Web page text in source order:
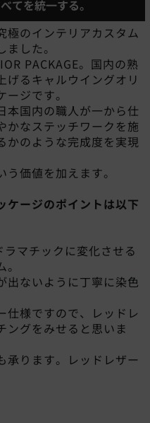
てを統一する。
極のインテリアカスタム
した。
PACKAGE。国内の熟
げるキャルウイングオリ
ジです。
本国内の職人が一から仕
かなステッチワークを施
かのような完成度を実現
価値を加えます。
ケージのポイントは以下
マチックに変化させる
出ないように丁寧に染色
仕様ですので、レッドレ
ングをみせると思いま
承ります。レッドレザー